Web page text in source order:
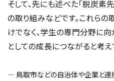
そして、先にも述べた「脱炭素
の取り組みなどです。これらの
けでなく、学生の専門分野に
としての成長につながると考え
― 鳥取市などの自治体や企業と連